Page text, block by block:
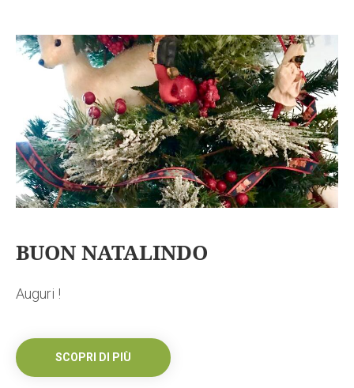
BUON NATALINDO
Auguri !
SCOPRI DI PIÙ